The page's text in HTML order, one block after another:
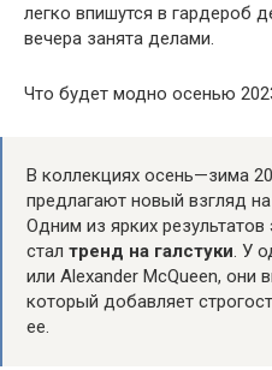
легко впишутся в гардероб
вечера занята делами.
Что будет модно осенью
В коллекциях осень—зима
предлагают новый взгляд
Одним из ярких
стал тренд на галстуки . У
или Alexander McQueen, они
который добавляет
ее.